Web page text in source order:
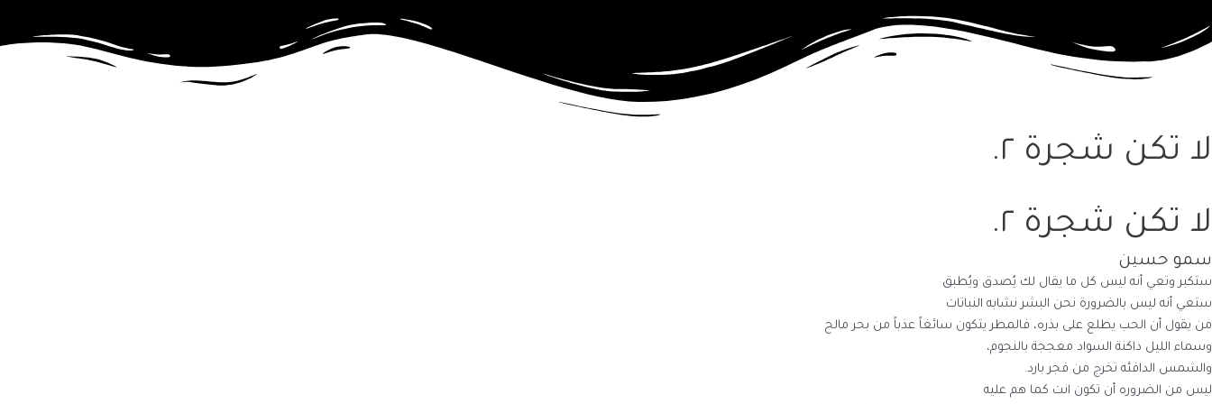
لا تكن شجرة ٢.
لا تكن شجرة ٢.
سمو حسين
ستكبر وتعي أنه ليس كل ما يقال لك يُصدق ويُطبق
ستعي أنه ليس بالضرورة نحن البشر نشابه النباتات
من يقول أن الحب يطلع على بذره، فالمطر يتكون سائغاً عذباً من بحر مالح
وسماء الليل داكنة السواد معججة بالنجوم،
والشمس الدافئه تخرج من فجر بارد.
ليس من الضروره أن تكون انت كما هم عليه